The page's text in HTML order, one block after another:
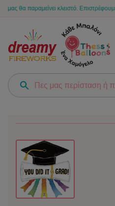
παραμείνει κλειστό. Επιστρέφουμε